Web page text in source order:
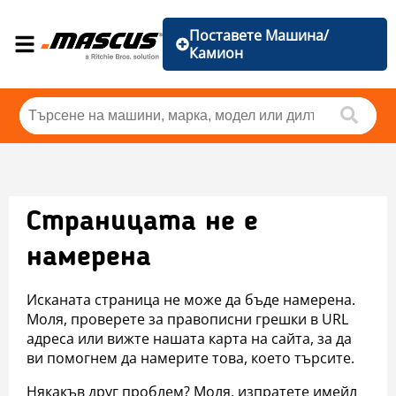
Поставете Машина/
Камион
Страницата не е
намерена
Исканата страница не може да бъде намерена.
Моля, проверете за правописни грешки в URL
адреса или вижте нашата карта на сайта, за да
ви помогнем да намерите това, което търсите.
Някакъв друг проблем? Моля, изпратете имейл